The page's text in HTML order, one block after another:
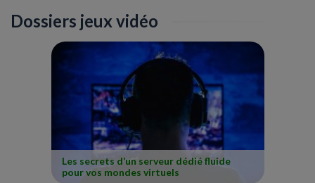
Dossiers jeux vidéo
Les secrets d’un serveur dédié fluide
pour vos mondes virtuels